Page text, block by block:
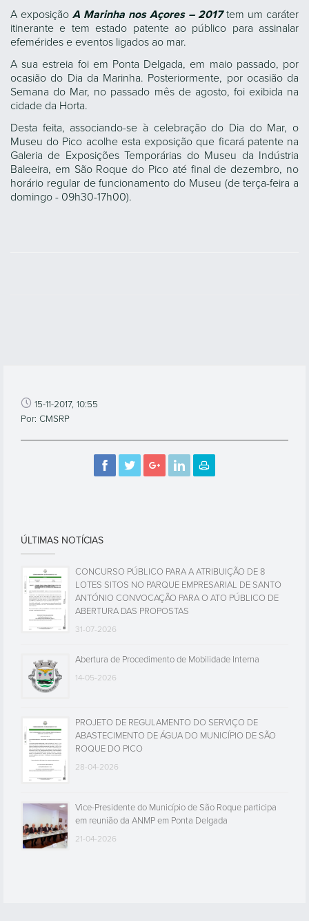
A exposição A Marinha nos Açores – 2017tem um caráter
itinerante e tem estado patente ao público para assinalar
efemérides e eventos ligados ao mar.
A sua estreia foi em Ponta Delgada, em maio passado, por
ocasião do Dia da Marinha. Posteriormente, por ocasião da
Semana do Mar, no passado mês de agosto, foi exibida na
cidade da Horta.
Desta feita, associando-se à celebração do Dia do Mar, o
Museu do Pico acolhe esta exposição que ficará patente na
Galeria de Exposições Temporárias do Museu da Indústria
Baleeira, em São Roque do Pico até final de dezembro, no
horário regular de funcionamento do Museu (de terça-feira a
domingo - 09h30-17h00).
15-11-2017, 10:55
Por: CMSRP
ÚLTIMAS NOTÍCIAS
CONCURSO PÚBLICO PARA A ATRIBUIÇÃO DE 8
LOTES SITOS NO PARQUE EMPRESARIAL DE SANTO
ANTÓNIO CONVOCAÇÃO PARA O ATO PÚBLICO DE
ABERTURA DAS PROPOSTAS
31-07-2026
Abertura de Procedimento de Mobilidade Interna
14-05-2026
PROJETO DE REGULAMENTO DO SERVIÇO DE
ABASTECIMENTO DE ÁGUA DO MUNICÍPIO DE SÃO
ROQUE DO PICO
28-04-2026
Vice-Presidente do Município de São Roque participa
em reunião da ANMP em Ponta Delgada
21-04-2026